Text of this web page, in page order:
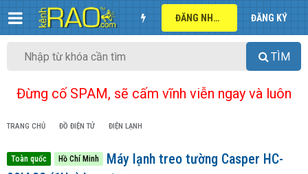
ĐĂNG NHẬP ĐĂNG KÝ
TÌM
Đừng cố SPAM, sẽ cấm vĩnh viễn ngay và luôn
TRANG CHỦ ĐỒ ĐIỆN TỬ ĐIỆN LẠNH
Toàn quốc Hồ Chí Minh
Máy lạnh treo tường Casper HC-